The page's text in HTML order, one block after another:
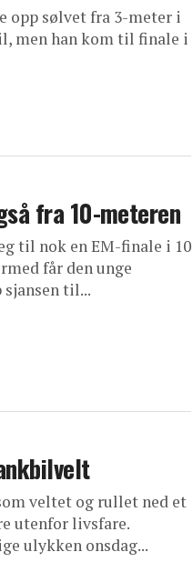
opp sølvet fra 3-meter i
men han kom til finale i
fra 10-meteren
til nok en EM-finale i 10
får den unge
sjansen til...
veltet og rullet ned et
utenfor livsfare.
ulykken onsdag...